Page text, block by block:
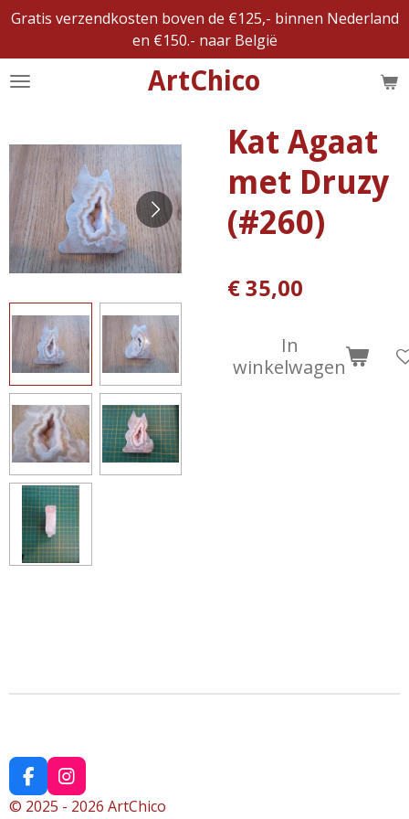
Ga
naar
de
ArtChico
Gratis verzendkosten boven de €125,- binnen Nederland
en €150.- naar België
Kat Agaat
met Druzy
(#260)
€ 35,00
In
winkelwagen
F
a
I
n
© 2025 - 2026 ArtChico